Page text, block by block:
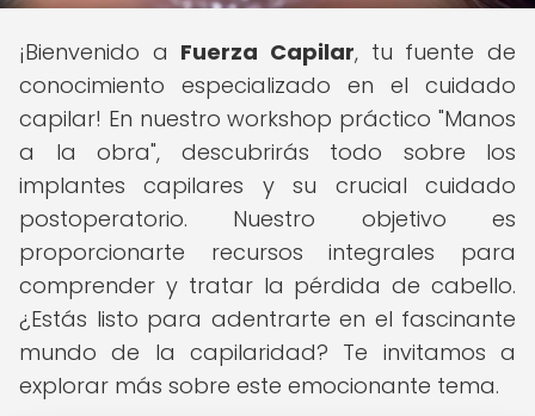
¡Bienvenido a Fuerza Capilar, tu fuente de
conocimiento especializado en el cuidado
capilar! En nuestro workshop práctico "Manos
a la obra", descubrirás todo sobre los
implantes capilares y su crucial cuidado
postoperatorio. Nuestro objetivo es
proporcionarte recursos integrales para
comprender y tratar la pérdida de cabello.
¿Estás listo para adentrarte en el fascinante
mundo de la capilaridad? Te invitamos a
explorar más sobre este emocionante tema.